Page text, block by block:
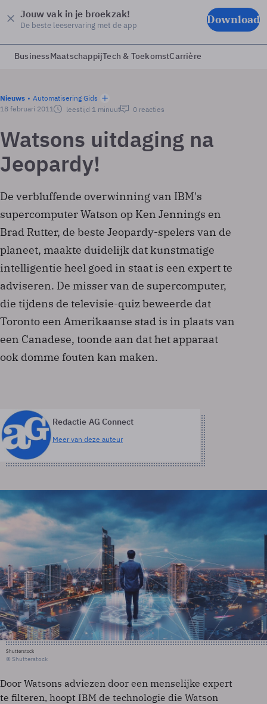
Jouw vak in je broekzak!
De beste leeservaring met de app Download
BusinessMaatschappijTech & ToekomstCarrière
Nieuws
Automatisering Gids
18 februari 2011
leestijd 1 minuut 0 reacties
Watsons uitdaging na
Jeopardy!
De verbluffende overwinning van IBM's
supercomputer Watson op Ken Jennings en
Brad Rutter, de beste Jeopardy-spelers van de
planeet, maakte duidelijk dat kunstmatige
intelligentie heel goed in staat is een expert te
adviseren. De misser van de supercomputer,
die tijdens de televisie-quiz beweerde dat
Toronto een Amerikaanse stad is in plaats van
een Canadese, toonde aan dat het apparaat
ook domme fouten kan maken.
Redactie AG Connect
Meer van deze auteur
Shutterstock
© Shutterstock
Door Watsons adviezen door een menselijke expert
te filteren, hoopt IBM de technologie die Watson